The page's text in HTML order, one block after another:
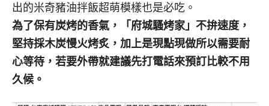
出的米奇豬油拌飯超萌模樣也是必吃。
為了保有炭烤的香氣，「府城騷烤家」不拚速度，
堅持採木炭慢火烤炙，加上是現點現做所以需要耐
心等待，若要外帶就建議先打電話來預訂比較不用
久候。